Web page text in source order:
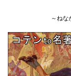
～ねな